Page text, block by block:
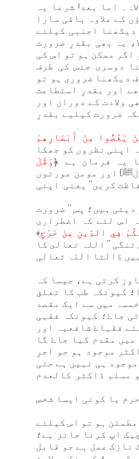
اما بعد! شرعا یہ
کے علاوہ باقی سارا
اجنبی کیلئے
یہ بھی بقدرِ ضرورت
اگر ممکن ہو تو اس کی
دوسری جنس کی طرف
دیکھنا ضروری ہو تو
اور بقدرِ استطاعت
ولادت کے دوران اور
ضرورت کیلیے بقدرِ
يَغُضُّوا مِنْ أَبْصَارِهِمْ
کہ اپنی نظروں کو جھکا
یہ فرمان ہے :﴿ وَقُلْ
رسولﷺ) اور مومن عورتوں
کریں'' یعنی: اپنی
ہیں؛ پس '' ضرورت
اس لئے کہ اضطراری
فِي الدِّينِ مِنْ حَرَجٍ﴾
تنگی '' اللہ تعالى کا
نہیں ڈالتا اللہ تعالی
کرتی ہے، جیسا کہ
کیونکہ طب کا تعلق
میں سے ایک مقصد
جاۓ؛ کیونکہ فقہی
فقہاۓ شافعیہ اور
مقدم کیا جاۓ گا
موجود ہو جو اجرِ
ہی نہیں ہے حتی
مسلم ڈاکٹر کالعدم
یا کوئی ایسا شخص
ہو تو اس کیلئے
اپ کرنا جائز ہے؛
نازک عمل ہے جو قابل